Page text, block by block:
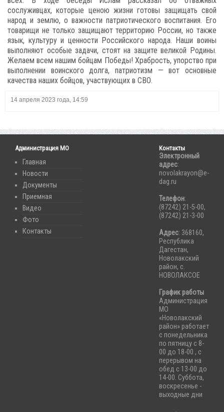
сослуживцах, которые ценою жизни готовы защищать свой
народ и землю, о важности патриотического воспитания. Его
товарищи не только защищают территорию России, но также
язык, культуру и ценности Российского народа. Наши воины
выполняют особые задачи, стоят на защите великой Родины.
Желаем всем нашим бойцам Победы! Храбрость, упорство при
выполнении воинского долга, патриотизм — вот основные
качества наших бойцов, участвующих в СВО.
14 апреля 2023 года, 14:59
Администрация МО
Главная
Новости
Документы
Приемная
Видео
Фото
Контакты
Контакты
Электронный
адрес:
novolakrayon@e-
dag.ru
Телефон:
(87242) 21-5-00,
(87242) 21-3-00
Адрес: 368160,
Республика
Дагестан,
Новолакский
район, с.
НОВОЛАКСОЕ
График работы
Администрация
МО
«Новолакский
район» работает
с понедельника
по пятницу с 8-
00 до 18-00 , с
перерывом на
обед с 13-00 до
14-00. Суббота,
воскресенье -
выходные дни